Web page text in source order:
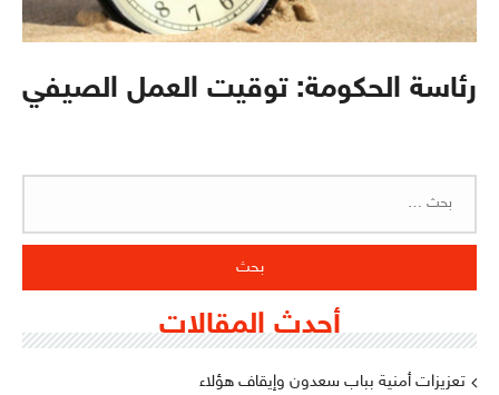
رئاسة الحكومة: توقيت العمل الصيفي
أحدث المقالات
تعزيزات أمنية بباب سعدون وإيقاف هؤلاء